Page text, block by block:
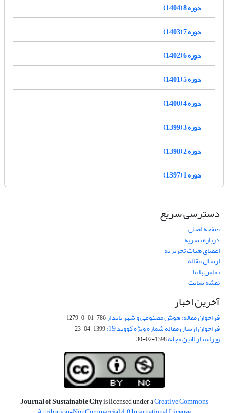
دوره 8 (1404)
دوره 7 (1403)
دوره 6 (1402)
دوره 5 (1401)
دوره 4 (1400)
دوره 3 (1399)
دوره 2 (1398)
دوره 1 (1397)
دسترسی سریع
صفحه اصلی
درباره نشریه
اعضای هیات تحریریه
ارسال مقاله
تماس با ما
نقشه سایت
آخرین اخبار
فراخوان مقاله: هوش مصنوعی و شهر پایدار786-01-0-1279
فراخوان ارسال مقاله شماره ویژه کووید 19: 1399-04-23
ویراستار لاتین مجله1398-02-30
Journal of Sustainable Cityis licensed under aCreative Commons